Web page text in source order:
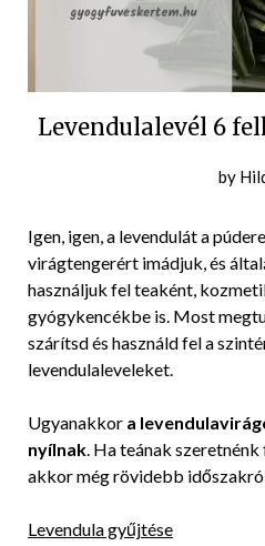
Levendulalevél 6
2022-
06-
26
by
Igen, igen, a levendulát a
virágtengerért imádjuk, és
használjuk fel teaként,
gyógykencékbe is. Most
szárítsd és használd fel a
levendulaleveleket.
Ugyanakkor a
nyílnak . Ha teának
akkor még rövidebb
Levendula gyűjtése